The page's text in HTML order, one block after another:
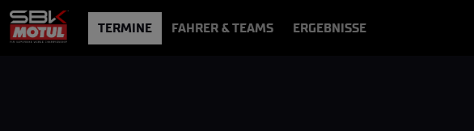
TERMINE FAHRER & TEAMS ERGEBNISSE